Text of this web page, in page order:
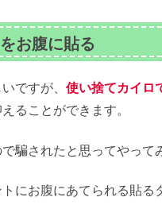
お腹に貼る
ですが、 使い捨てカイロ
ることができます。
騙されたと思ってやって
トにお腹にあてられる貼る